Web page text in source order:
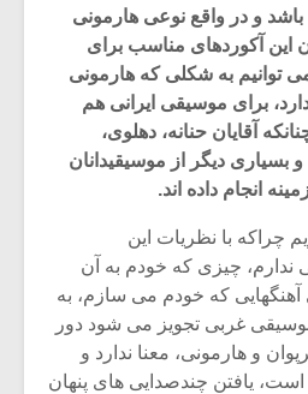
باشد و در واقع نوعی هارمونی
این آکوردهای مناسب برای
توانیم به شکلی که هارمونی
برای موسیقی ایرانی هم
آقایان حنانه، دهلوی،
بسیاری دیگر از موسیقیدانان
انجام داده اند.
چراکه با نظریات این
ندارم، چیزی که خودم به آن
آهنگهایی که خودم می سازم، به
غربی تجویز می شود دور
و هارمونی، معنا ندارد و
یافتن چندصدایی های پنهان
بر موسیقی
«متری
موریس ژار
دوره
موسیقی